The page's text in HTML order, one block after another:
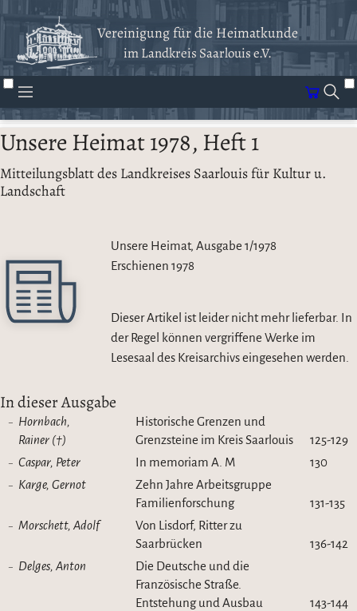
Vereinigung für die Heimatkunde
im Landkreis Saarlouis e.V.
Unsere Heimat 1978, Heft 1
Mitteilungsblatt des Landkreises Saarlouis für Kultur u.
Landschaft
Unsere Heimat, Ausgabe 1/1978
Erschienen 1978
Dieser Artikel ist leider nicht mehr lieferbar. In
der Regel können vergriffene Werke im
Lesesaal des Kreisarchivs eingesehen werden.
In dieser Ausgabe
Hornbach,
Rainer (†)
Historische Grenzen und
Grenzsteine im Kreis Saarlouis
125-129
Caspar, Peter
In memoriam A. M
130
Karge, Gernot
Zehn Jahre Arbeitsgruppe
Familienforschung
131-135
Morschett, Adolf
Von Lisdorf, Ritter zu
Saarbrücken
136-142
Delges, Anton
Die Deutsche und die
Französische Straße.
Entstehung und Ausbau
143-144